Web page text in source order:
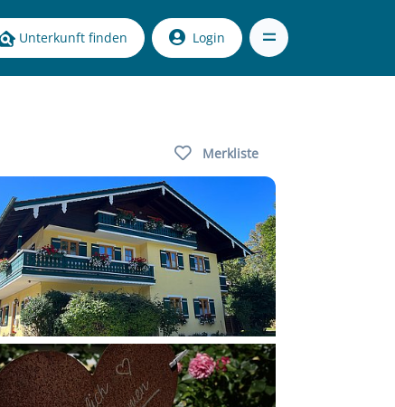
Unterkunft finden Login
Merkliste